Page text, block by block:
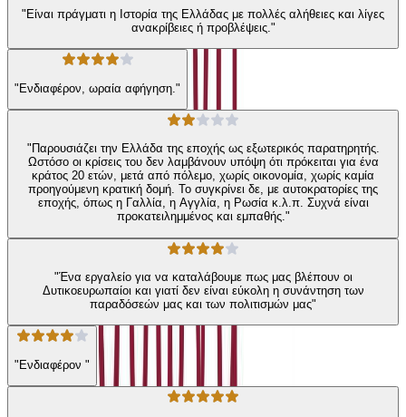
"Είναι πράγματι η Ιστορία της Ελλάδας με πολλές αλήθειες και λίγες
ανακρίβειες ή προβλέψεις."
"Ενδιαφέρον, ωραία αφήγηση."
"Παρουσιάζει την Ελλάδα της εποχής ως εξωτερικός παρατηρητής.
Ωστόσο οι κρίσεις του δεν λαμβάνουν υπόψη ότι πρόκειται για ένα
κράτος 20 ετών, μετά από πόλεμο, χωρίς οικονομία, χωρίς καμία
προηγούμενη κρατική δομή. Το συγκρίνει δε, με αυτοκρατορίες της
εποχής, όπως η Γαλλία, η Αγγλία, η Ρωσία κ.λ.π. Συχνά είναι
προκατειλημμένος και εμπαθής."
"Ένα εργαλείο για να καταλάβουμε πως μας βλέπουν οι
Δυτικοευρωπαίοι και γιατί δεν είναι εύκολη η συνάντηση των
παραδόσεών μας και των πολιτισμών μας"
"Ενδιαφέρον "